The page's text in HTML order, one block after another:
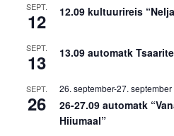
SEPT.
12 12.09 kultuurireis
SEPT.
13 13.09 automatk
SEPT.
26
26. september-27. september
26-27.09 automatk
Hiiumaal”